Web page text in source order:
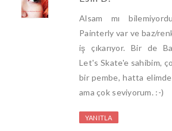
Alsam mı
Painterly var ve baz/
iş çıkarıyor. Bir de
Let's Skate'e sahibim,
bir pembe, hatta
ama çok seviyorum. :-)
YANITLA